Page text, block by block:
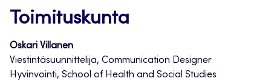
Toimituskunta
Oskari Villanen
Viestintäsuunnittelija, Communication Designer
Hyvinvointi, School of Health and Social Studies